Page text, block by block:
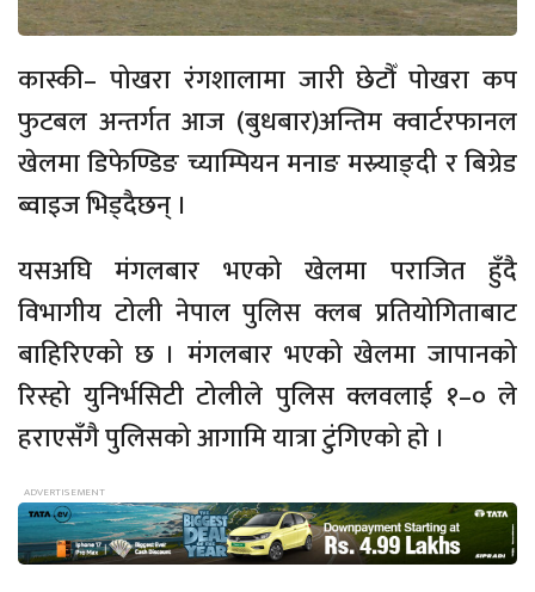
कास्की– पोखरा रंगशालामा जारी छेटौँ पोखरा कप
फुटबल अन्तर्गत आज (बुधबार)अन्तिम क्वार्टरफानल
खेलमा डिफेण्डिङ च्याम्पियन मनाङ मस्र्याङ्दी र बिग्रेड
ब्वाइज भिड्दैछन् ।
यसअघि मंगलबार भएको खेलमा पराजित हुँदै
विभागीय टोली नेपाल पुलिस क्लब प्रतियोगिताबाट
बाहिरिएको छ । मंगलबार भएको खेलमा जापानको
रिस्हो युनिर्भसिटी टोलीले पुलिस क्लवलाई १–० ले
हराएसँगै पुलिसको आगामि यात्रा टुंगिएको हो ।